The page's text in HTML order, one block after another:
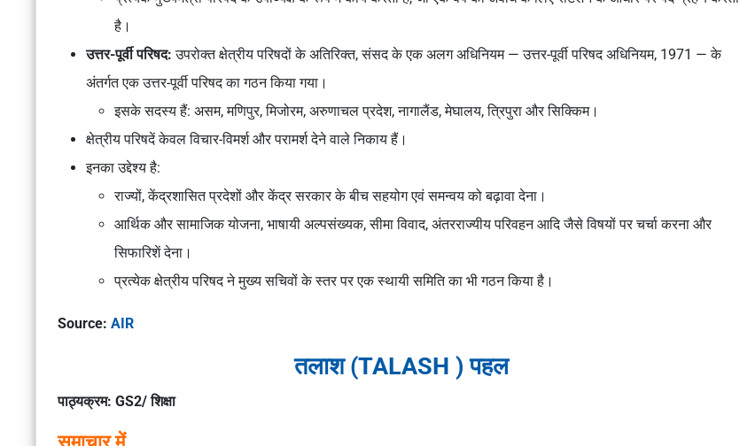
है।
उत्तर-पूर्वी परिषद:उपरोक्त क्षेत्रीय परिषदों के अतिरिक्त, संसद के एक अलग अधिनियम — उत्तर-पूर्वी परिषद अधिनियम, 1971 — के
अंतर्गत एक उत्तर-पूर्वी परिषद का गठन किया गया।
इसके सदस्य हैं: असम, मणिपुर, मिजोरम, अरुणाचल प्रदेश, नागालैंड, मेघालय, त्रिपुरा और सिक्किम।
क्षेत्रीय परिषदें केवल विचार-विमर्श और परामर्श देने वाले निकाय हैं।
इनका उद्देश्य है:
राज्यों, केंद्रशासित प्रदेशों और केंद्र सरकार के बीच सहयोग एवं समन्वय को बढ़ावा देना।
आर्थिक और सामाजिक योजना, भाषायी अल्पसंख्यक, सीमा विवाद, अंतरराज्यीय परिवहन आदि जैसे विषयों पर चर्चा करना और
सिफारिशें देना।
प्रत्येक क्षेत्रीय परिषद ने मुख्य सचिवों के स्तर पर एक स्थायी समिति का भी गठन किया है।
Source: AIR
तलाश (TALASH ) पहल
पाठ्यक्रम: GS2/ शिक्षा